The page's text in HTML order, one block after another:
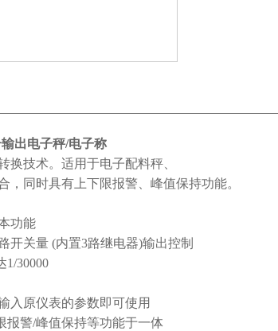
出电子秤/电子称
技术。适用于电子配料秤、
，同时具有上下限报警、峰值保持功能。
功能
开关量 (内置3路继电器)输出控制
1/30000
入原仪表的参数即可使用
报警/峰值保持等功能于一体